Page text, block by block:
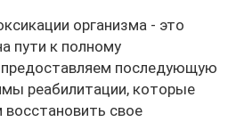
организма - это
пути к полному
последующую
реабилитации, которые
свое